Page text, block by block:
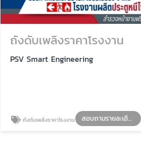
ถังดับเพลิงราคาโรงงาน
PSV Smart Engineering
ถังดับเพลิงราคาโรงงาน สอบถามรายละเอียด